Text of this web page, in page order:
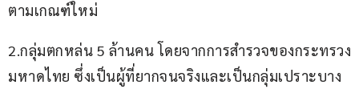
ตามเกณฑ์ใหม่
2.กลุ่มตกหล่น 5 ล้านคน โดยจากการสำรวจของกระทรวง
มหาดไทย ซึ่งเป็นผู้ที่ยากจนจริงและเป็นกลุ่มเปราะบาง